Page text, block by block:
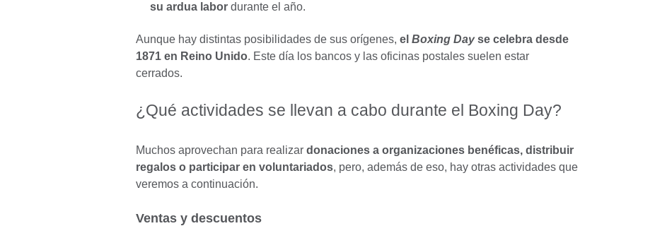
su ardua labor durante el año.
Aunque hay distintas posibilidades de sus orígenes, el Boxing Dayse celebra desde
1871 en Reino Unido. Este día los bancos y las oficinas postales suelen estar
cerrados.
¿Qué actividades se llevan a cabo durante el Boxing Day?
Muchos aprovechan para realizar donaciones a organizaciones benéficas, distribuir
regalos o participar en voluntariados, pero, además de eso, hay otras actividades que
veremos a continuación.
Ventas y descuentos